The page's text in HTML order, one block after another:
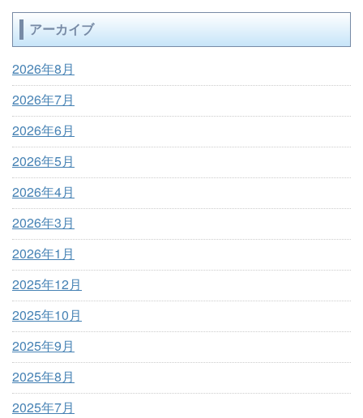
アーカイブ
2026年8月
2026年7月
2026年6月
2026年5月
2026年4月
2026年3月
2026年1月
2025年12月
2025年10月
2025年9月
2025年8月
2025年7月